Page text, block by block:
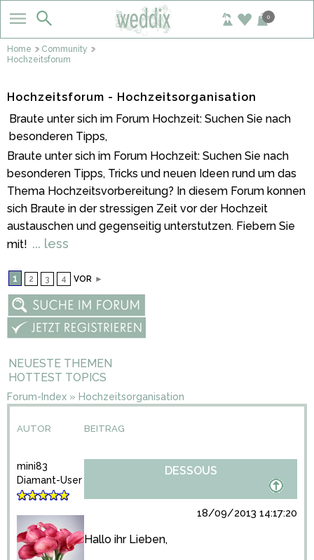
0
Home
Community
Hochzeitsforum
Hochzeitsforum - Hochzeitsorganisation
Braute unter sich im Forum Hochzeit: Suchen Sie nach
besonderen Tipps,
Braute unter sich im Forum Hochzeit: Suchen Sie nach
besonderen Tipps, Tricks und neuen Ideen rund um das
Thema Hochzeitsvorbereitung? In diesem Forum konnen
sich Braute in der stressigen Zeit vor der Hochzeit
austauschen und gegenseitig unterstutzen. Fiebern Sie
mit! ... less
1 2 3 4 VOR ►
NEUESTE THEMEN
HOTTEST TOPICS
Forum-Index » Hochzeitsorganisation
AUTOR BEITRAG
mini83
Diamant-User
DESSOUS
18/09/2013 14:17:20
Hallo ihr Lieben,